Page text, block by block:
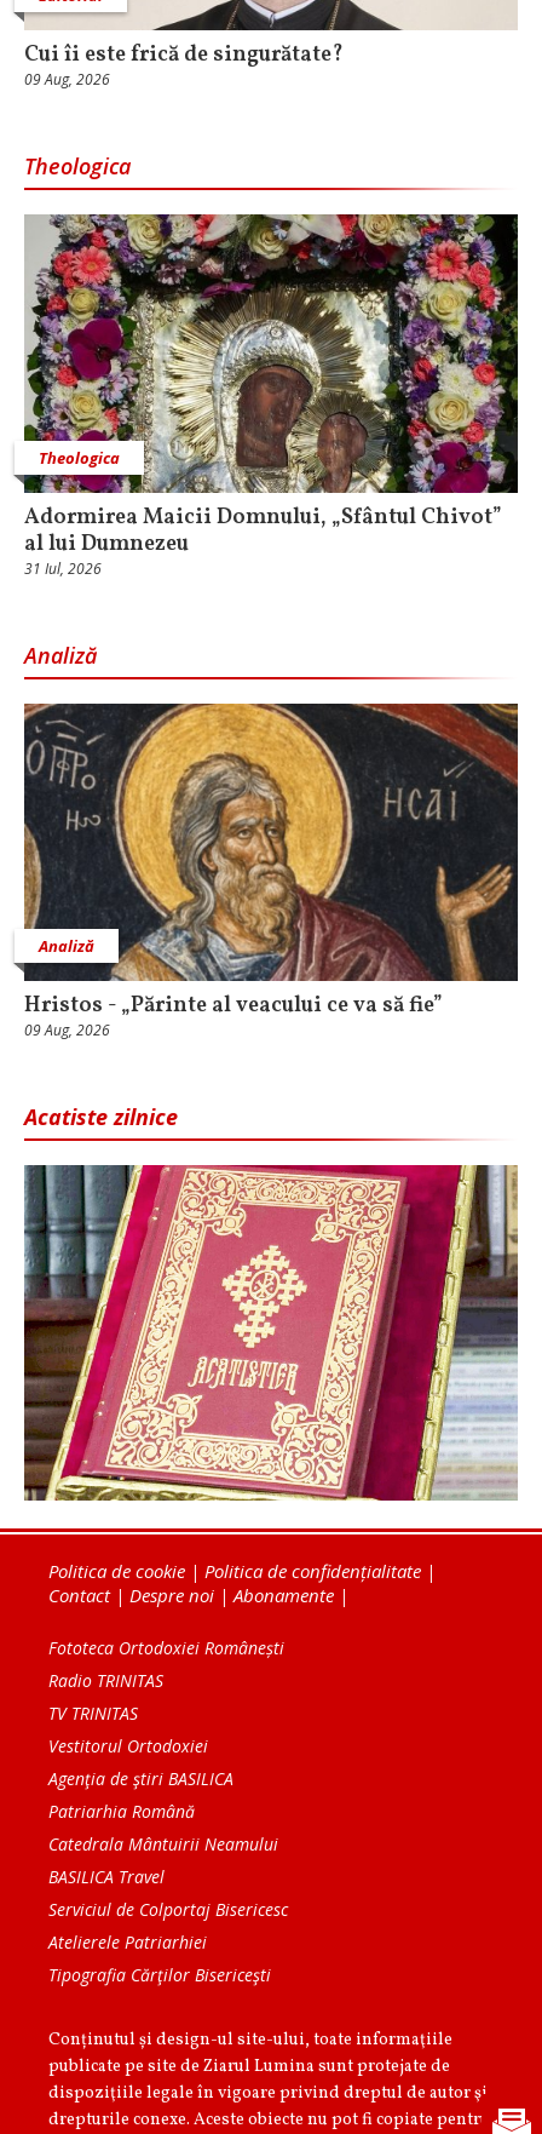
Cui îi este frică de singurătate?
09 Aug, 2026
Theologica
Theologica
Adormirea Maicii Domnului, „Sfântul Chivot”
al lui Dumnezeu
31 Iul, 2026
Analiză
Analiză
Hristos - „Părinte al veacului ce va să fie”
09 Aug, 2026
Acatiste zilnice
Politica de cookie | Politica de confidențialitate |
Contact| Despre noi |Abonamente |
Fototeca Ortodoxiei Românești
Radio TRINITAS
TV TRINITAS
Vestitorul Ortodoxiei
Agenţia de ştiri BASILICA
Patriarhia Română
Catedrala Mântuirii Neamului
BASILICA Travel
Serviciul de Colportaj Bisericesc
Atelierele Patriarhiei
Tipografia Cărţilor Bisericeşti
Conținutul și design-ul site-ului, toate informaţiile
publicate pe site de Ziarul Lumina sunt protejate de
dispoziţiile legale în vigoare privind dreptul de autor şi
drepturile conexe. Aceste obiecte nu pot fi copiate pentru